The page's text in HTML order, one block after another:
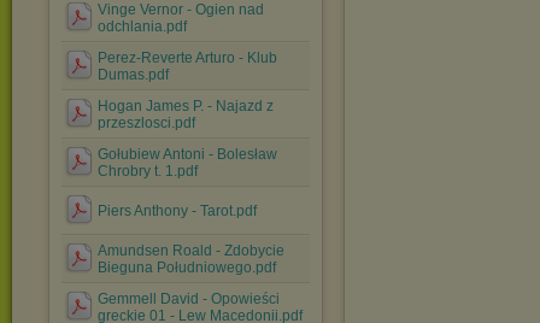
Vinge Vernor - Ogien nad
odchlania.pdf
Perez-Reverte Arturo - Klub
Dumas.pdf
Hogan James P. - Najazd z
przeszlosci.pdf
Gołubiew Antoni - Bolesław
Chrobry t. 1.pdf
Piers Anthony - Tarot.pdf
Amundsen Roald - Zdobycie
Bieguna Południowego.pdf
Gemmell David - Opowieści
greckie 01 - Lew Macedonii.pdf